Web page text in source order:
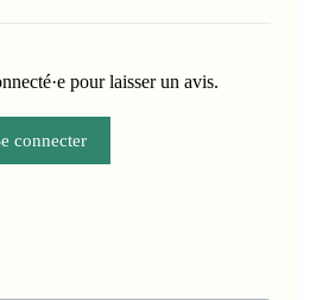
pour laisser un avis.
connecter